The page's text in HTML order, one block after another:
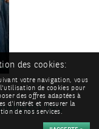
DES
des cookies:
votre navigation, vous
de cookies pour
des offres adaptées à
d'intérêt et mesurer la
de nos services.